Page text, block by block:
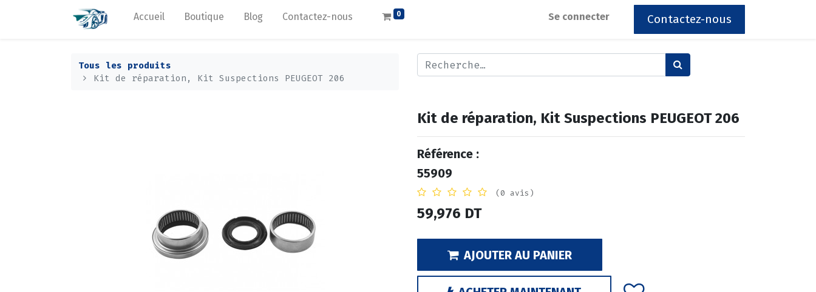
Accueil Boutique Blog Contactez-nous 0 Se connecter Contactez-nous
Tous les produits
Kit de réparation, Kit Suspections PEUGEOT 206
Kit de réparation, Kit Suspections PEUGEOT 206
Référence :
55909
(0 avis)
59,976 DT
AJOUTER AU PANIER